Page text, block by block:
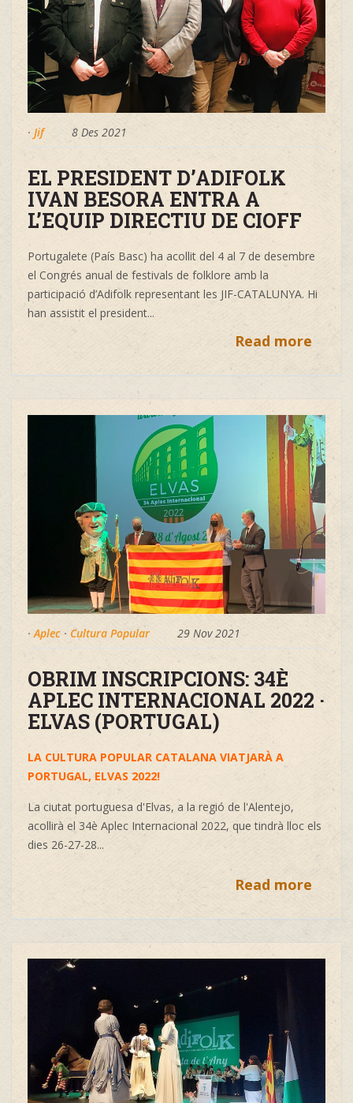
· Jif 8 Des 2021
EL PRESIDENT D’ADIFOLK
IVAN BESORA ENTRA A
L’EQUIP DIRECTIU DE CIOFF
Portugalete (País Basc) ha acollit del 4 al 7 de desembre
el Congrés anual de festivals de folklore amb la
participació d’Adifolk representant les JIF-CATALUNYA. Hi
han assistit el president...
Read more
· Aplec · Cultura Popular 29 Nov 2021
OBRIM INSCRIPCIONS: 34È
APLEC INTERNACIONAL 2022 ·
ELVAS (PORTUGAL)
LA CULTURA POPULAR CATALANA VIATJARÀ A
PORTUGAL, ELVAS 2022!
La ciutat portuguesa d'Elvas, a la regió de l'Alentejo,
acollirà el 34è Aplec Internacional 2022, que tindrà lloc els
dies 26-27-28...
Read more